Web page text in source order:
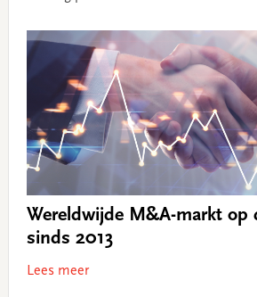
Wereldwijde M&A-markt op
sinds 2013
Lees meer